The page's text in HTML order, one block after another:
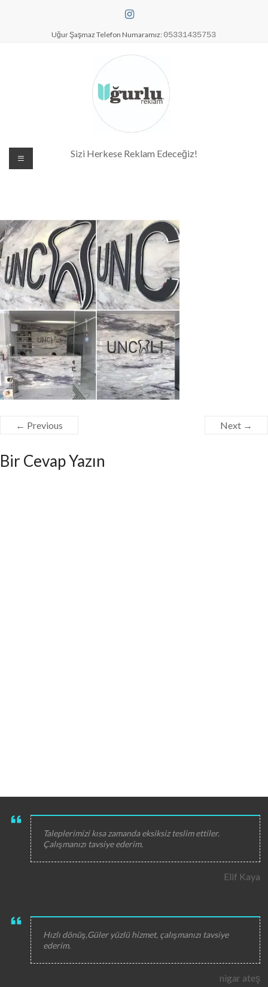
Uğur Şaşmaz Telefon Numaramız: 05331435753
Dijital Baskı Merkezi| Antalya
Reklam Baskı| Antalya Tabela
Sizi Herkese Reklam Edeceğiz!
← Previous Next →
Bir Cevap Yazın
Taleplerimizi kısa zamanda eksiksiz teslim ettiler.
Çalışmanızı tavsiye ederim.
Elif Kaya
Hızlı dönüş,Güler yüzlü hizmet, çalışmanızı tavsiye
ederim.
nigar ateş